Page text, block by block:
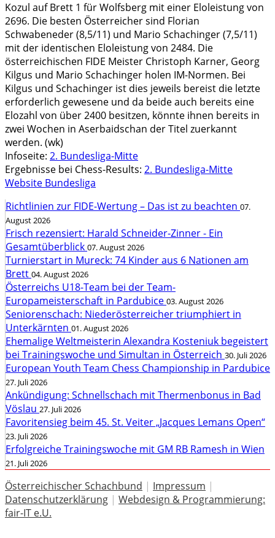
Kozul auf Brett 1 für Wolfsberg mit einer Eloleistung von
2696. Die besten Österreicher sind Florian
Schwabeneder (8,5/11) und Mario Schachinger (7,5/11)
mit der identischen Eloleistung von 2484. Die
österreichischen FIDE Meister Christoph Karner, Georg
Kilgus und Mario Schachinger holen IM-Normen. Bei
Kilgus und Schachinger ist dies jeweils bereist die letzte
erforderlich gewesene und da beide auch bereits eine
Elozahl von über 2400 besitzen, könnte ihnen bereits in
zwei Wochen in Aserbaidschan der Titel zuerkannt
werden. (wk)
Infoseite: 2. Bundesliga-Mitte
Ergebnisse bei Chess-Results: 2. Bundesliga-Mitte
Website Bundesliga
Richtlinien zur FIDE-Wertung – Das ist zu beachten 07.
August 2026
Frisch rezensiert: Harald Schneider-Zinner - Ein
Gesamtüberblick 07. August 2026
Turnierstart in Mureck: 74 Kinder aus 6 Nationen am
Brett 04. August 2026
Österreichs U18-Team bei der Team-
Europameisterschaft in Pardubice 03. August 2026
Seniorenschach: Niederösterreicher triumphiert in
Unterkärnten 01. August 2026
Ehemalige Weltmeisterin Alexandra Kosteniuk begeistert
bei Trainingswoche und Simultan in Österreich 30. Juli 2026
European Youth Team Chess Championship in Pardubice
27. Juli 2026
Ankündigung: Schnellschach mit Thermenbonus in Bad
Vöslau 27. Juli 2026
Favoritensieg beim 45. St. Veiter „Jacques Lemans Open“
23. Juli 2026
Erfolgreiche Trainingswoche mit GM RB Ramesh in Wien
21. Juli 2026
Österreichischer Schachbund | Impressum |
Datenschutzerklärung | Webdesign & Programmierung:
fair-IT e.U.